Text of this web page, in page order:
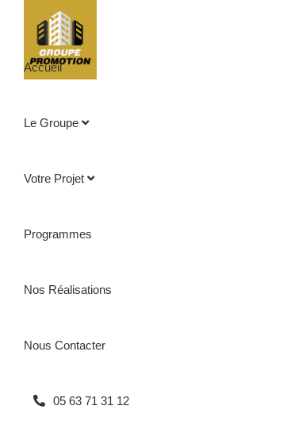
Accueil
Le Groupe
Votre Projet
Programmes
Nos Réalisations
Nous Contacter
05 63 71 31 12
PRESTATIONS